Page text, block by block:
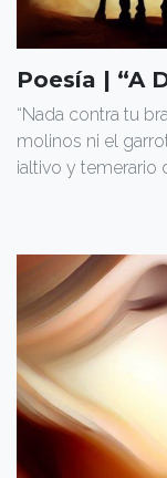
Poesía | “A
“Nada contra tu
molinos ni el
¡altivo y temerario